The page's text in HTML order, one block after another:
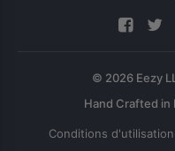
© 2026 Eezy
Conditions d'utilisation